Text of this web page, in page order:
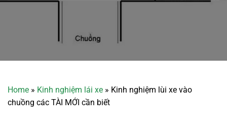
Home » Kinh nghiệm lái xe » Kinh nghiệm lùi xe vào
chuồng các TÀI MỚI cần biết